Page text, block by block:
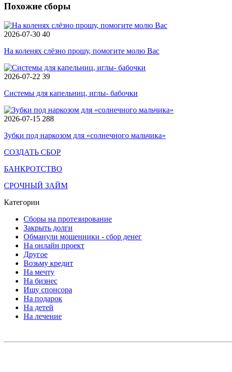
Похожие сборы
2026-07-30 40
На коленях слёзно прошу, помогите молю Вас
2026-07-22 39
Системы для капельниц, иглы- бабочки
2026-07-15 288
Зубки под наркозом для «солнечного мальчика»
СОЗДАТЬ СБОР
БАНКРОТСТВО
СРОЧНЫЙ ЗАЙМ
Категории
Сборы на протезирование
Закрыть долги
Обманули мошенники - сбор денег
На онлайн проект
Другое
Возьму кредит
На мечту
На бизнес
Ищу спонсора
На подарок
На детей
На лечение